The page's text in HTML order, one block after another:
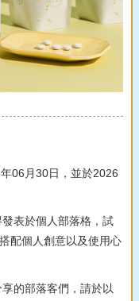
06月30日，並於2026
表於個人部落格，試
配個人創意以及使用心
的部落客們，請於以